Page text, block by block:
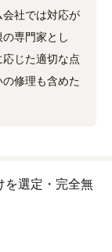
社では対応が
専門家とし
じた適切な点
修理も含めた